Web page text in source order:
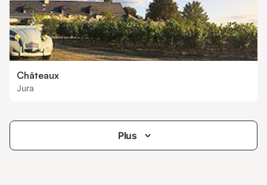
Châteaux
Jura
Plus